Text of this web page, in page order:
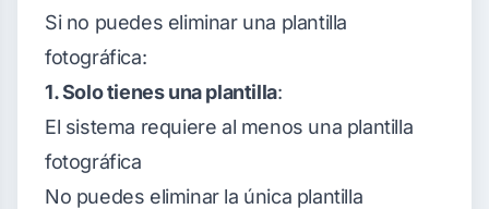
Si no puedes eliminar una plantilla
fotográfica:
1. Solo tienes una plantilla:
El sistema requiere al menos una plantilla
fotográfica
No puedes eliminar la única plantilla